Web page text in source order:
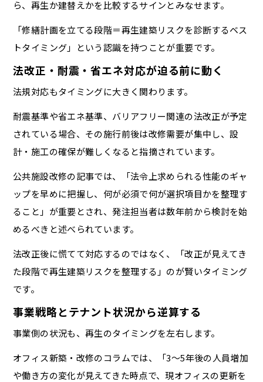
ら、再生か建替えかを比較するサインとみなせます。
「修繕計画を立てる段階＝再生建築リスクを診断するベス
トタイミング」という認識を持つことが重要です。
法改正・耐震・省エネ対応が迫る前に動く
法規対応もタイミングに大きく関わります。
耐震基準や省エネ基準、バリアフリー関連の法改正が予定
されている場合、その施行前後は改修需要が集中し、設
計・施工の確保が難しくなると指摘されています。
公共施設改修の記事では、「法令上求められる性能のギャ
ップを早めに把握し、何が必須で何が選択項目かを整理す
ること」が重要とされ、発注担当者は数年前から検討を始
めるべきと述べられています。
法改正後に慌てて対応するのではなく、「改正が見えてき
た段階で再生建築リスクを整理する」のが賢いタイミング
です。
事業戦略とテナント状況から逆算する
事業側の状況も、再生のタイミングを左右します。
オフィス新築・改修のコラムでは、「3〜5年後の人員増加
や働き方の変化が見えてきた時点で、現オフィスの更新を